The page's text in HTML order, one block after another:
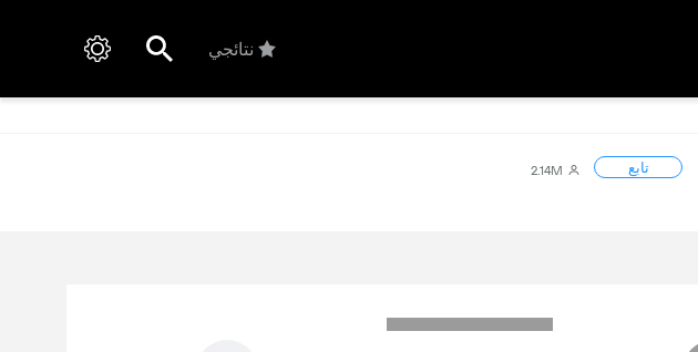
نتائجي
تابع 2.14M